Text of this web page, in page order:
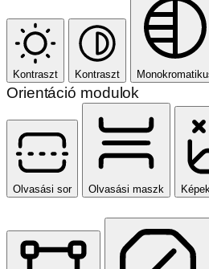
Kontraszt Kontraszt
Orientáció modulok
Olvasási sor Olvasási maszk